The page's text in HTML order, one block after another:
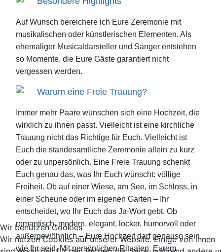
Auf Wunsch bereichere ich Eure Zeremonie mit
musikalischen oder künstlerischen Elementen. Als
ehemaliger Musicaldarsteller und Sänger entstehen
so Momente, die Eure Gäste garantiert nicht
vergessen werden.
Warum eine Freie Trauung?
Immer mehr Paare wünschen sich eine Hochzeit, die
wirklich zu ihnen passt. Vielleicht ist eine kirchliche
Trauung nicht das Richtige für Euch. Vielleicht ist
Euch die standesamtliche Zeremonie allein zu kurz
oder zu unpersönlich. Eine Freie Trauung schenkt
Euch genau das, was Ihr Euch wünscht: völlige
Freiheit. Ob auf einer Wiese, am See, im Schloss, in
einer Scheune oder im eigenen Garten – Ihr
entscheidet, wo Ihr Euch das Ja-Wort gebt. Ob
romantisch, modern, elegant, locker, humorvoll oder
außergewöhnlich – Eure Hochzeit darf genauso sein,
wie Ihr seid. Mit persönlichen Ritualen, Eurem
Wir benutzen Cookies
Wir nutzen Cookies auf unserer Website. Einige von ihnen